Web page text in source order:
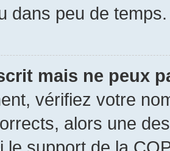
dans peu de temps.
mais ne peux
vérifiez votre
alors une